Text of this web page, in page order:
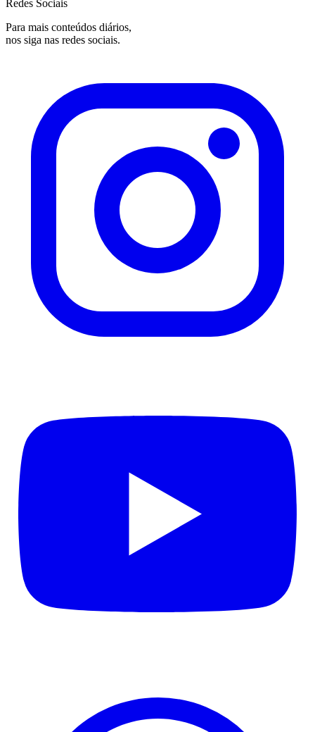
Redes Sociais
Para mais conteúdos diários,
nos siga nas redes sociais.